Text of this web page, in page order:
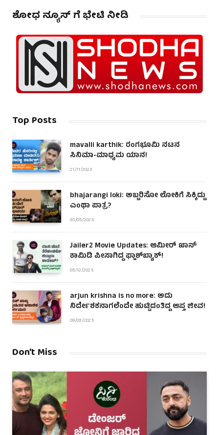
ಶೋಧ ನ್ಯೂಸ್ ಗೆ ಭೇಟಿ ನೀಡಿ
Top Posts
mavalli karthik: ರಂಗಭೂಮಿ ನಟನ
ಸಿನಿಮಾ-ಮಾಧ್ಯಮ ಯಾನ!
21/11/2023
bhajarangi loki: ಅಬ್ಬರಿಸೋ ಲೋಕಿಗೆ ಸಿಕ್ಕಿದ್ದು
ಎಂಥಾ ಪಾತ್ರ?
30/05/2025
Jailer2 Movie Updates: ಆಮೀರ್ ಖಾನ್
ಕಾಮಿಡಿ ಪೀಸಾಗಿದ್ದ ಫ್ಲಾಶ್‌ಬ್ಯಾಕ್!
05/12/2025
arjun krishna is no more: ಅದು
ನಿರ್ದೇಶಕನಾಗಲೆಂದೇ ಹುಟ್ಟಿದಂತಿದ್ದ ಆಪ್ತ ಜೀವ!
09/03/2025
Don't Miss